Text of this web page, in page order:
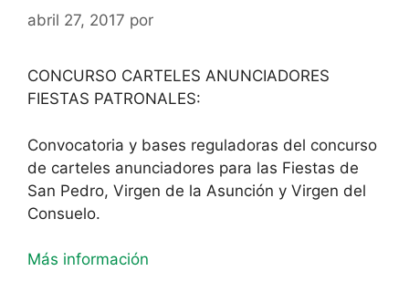
abril 27, 2017 por
CONCURSO CARTELES ANUNCIADORES
FIESTAS PATRONALES:
Convocatoria y bases reguladoras del concurso
de carteles anunciadores para las Fiestas de
San Pedro, Virgen de la Asunción y Virgen del
Consuelo.
Más información